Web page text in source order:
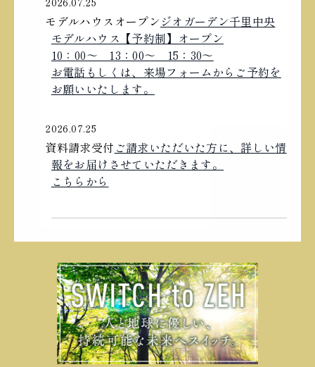
モデルハウスオープンジオガーデン千里中央
モデルハウス【予約制】オープン
10：00〜 13：00〜 15：30〜
お電話もしくは、来場フォームからご予約を
お願いいたします。
2026.07.25
資料請求受付 ご請求いただいた方に、詳しい情
報をお届けさせていただきます。
こちらから
2024.12.04
「完成イメージパース」を公開しました。